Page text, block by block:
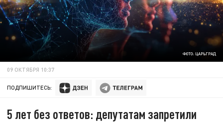
ФОТО: ЦАРЬГРАД
09 ОКТЯБРЯ 10:37
ПОДПИШИТЕСЬ:
5 лет без ответов: депутатам запретили